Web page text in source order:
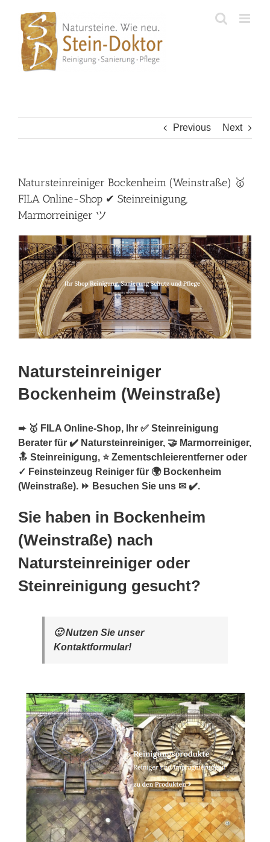
content
Previous Next
Natursteinreiniger Bockenheim (Weinstraße) 🥇
FILA Online-Shop ✔ Steinreinigung,
Marmorreiniger ツ
Natursteinreiniger
Bockenheim (Weinstraße)
➨ 🥇 FILA Online-Shop, Ihr ✅ Steinreinigung
Berater für ✔️ Natursteinreiniger, 🤝 Marmorreiniger,
🔝 Steinreinigung, ⭐ Zementschleierentferner oder
✓ Feinsteinzeug Reiniger für 🌍 Bockenheim
(Weinstraße). ⏩ Besuchen Sie uns ✉ ✔️.
Sie haben in Bockenheim
(Weinstraße) nach
Natursteinreiniger oder
Steinreinigung gesucht?
🙂 Nutzen Sie unser
Kontaktformular!